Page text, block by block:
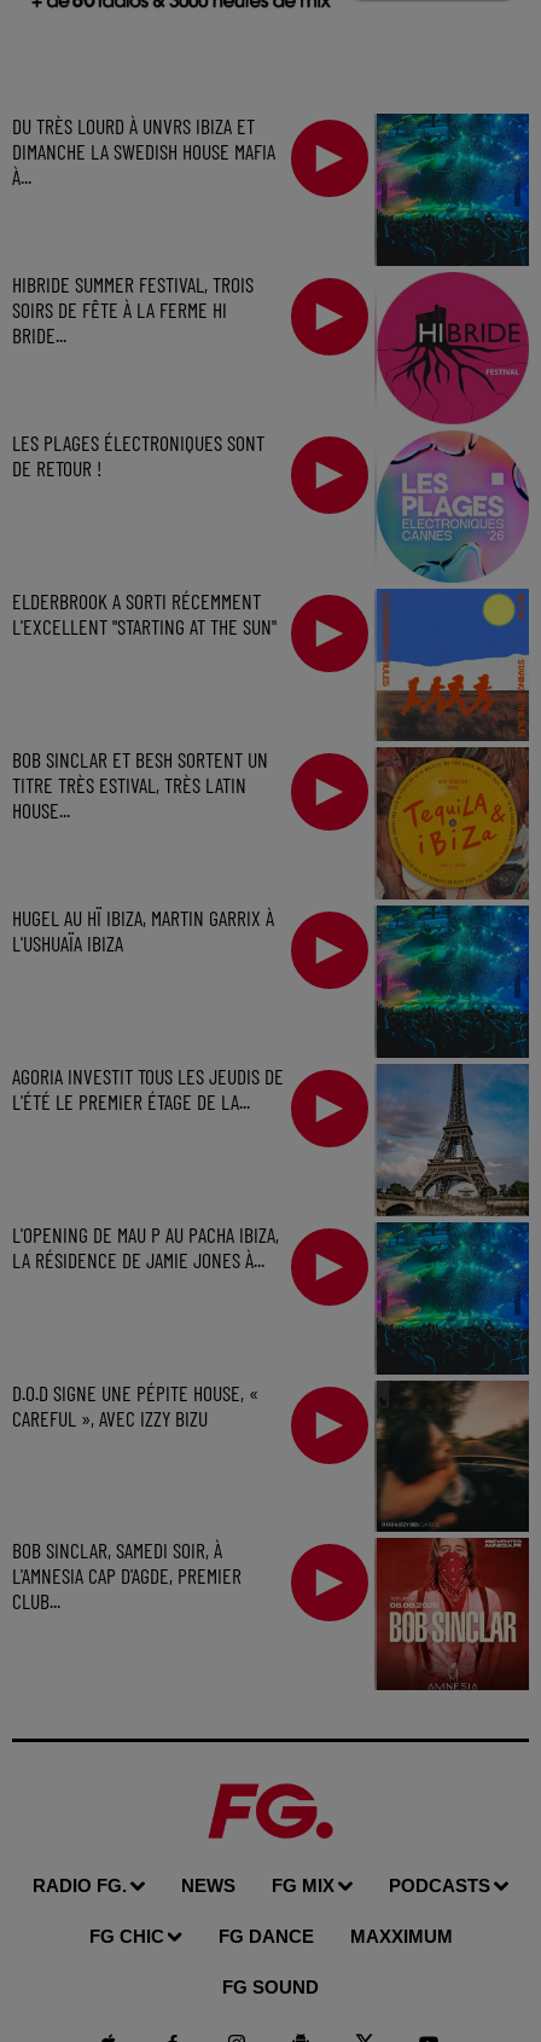
DU TRÈS LOURD À UNVRS IBIZA ET
DIMANCHE LA SWEDISH HOUSE MAFIA
À...
HIBRIDE SUMMER FESTIVAL, TROIS
SOIRS DE FÊTE À LA FERME HI
BRIDE...
LES PLAGES ÉLECTRONIQUES SONT
DE RETOUR !
ELDERBROOK A SORTI RÉCEMMENT
L'EXCELLENT "STARTING AT THE SUN"
BOB SINCLAR ET BESH SORTENT UN
TITRE TRÈS ESTIVAL, TRÈS LATIN
HOUSE...
HUGEL AU HÏ IBIZA, MARTIN GARRIX À
L'USHUAÏA IBIZA
AGORIA INVESTIT TOUS LES JEUDIS DE
L'ÉTÉ LE PREMIER ÉTAGE DE LA...
L'OPENING DE MAU P AU PACHA IBIZA,
LA RÉSIDENCE DE JAMIE JONES À...
D.O.D SIGNE UNE PÉPITE HOUSE, «
CAREFUL », AVEC IZZY BIZU
BOB SINCLAR, SAMEDI SOIR, À
L'AMNESIA CAP D'AGDE, PREMIER
CLUB...
RADIO FG. NEWS FG MIX PODCASTS
FG CHIC FG DANCE MAXXIMUM
FG SOUND